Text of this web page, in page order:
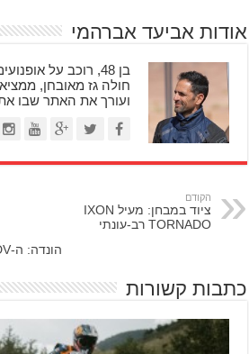
אודות אביעד אברהמי
חולה גז מאובחן,
ועורך את האתר שבו
הקודם
ציוד במבחן: מעיל IXON
TORNADO רב-עונתי
הונדה: ה-X-ADV מתעדכן ל-2021
כתבות קשורות